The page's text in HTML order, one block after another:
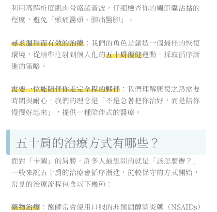
利用高解析度肌肉骨骼超音波，仔細檢查你的關節囊沾黏的
程度，避免「頭痛醫頭、腳痛醫腳」。
尋求溫和而有效的治療：我們的角色是創造一個最佳的恢復
環境，從精準注射到個人化的五十肩復健運動，採取循序漸
進的策略。
需要一位能陪伴你走完全程的夥伴：我們理解康復之路需要
時間與耐心，我們的理念是「不是急著把你治好，而是陪你
慢慢好起來」，提供一種陪伴式的醫療。
五十肩的治療方式有哪些？
面對「卡關」的肩膀，許多人最想問的就是「該怎麼辦？」
一般來說五十肩的治療會循序漸進，從較保守的方式開始，
常見的治療流程包含以下幾種：
藥物治療：醫師常會使用口服的非類固醇消炎藥（NSAIDs）